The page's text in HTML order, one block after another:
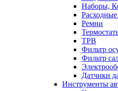
Наборы,
Ремни
ТРВ
Фильтр
Фильтр
Датчики
Инструменты